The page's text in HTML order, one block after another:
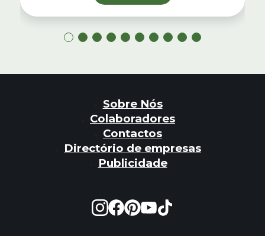
Sobre Nós
Colaboradores
Contactos
Directório de empresas
Publicidade